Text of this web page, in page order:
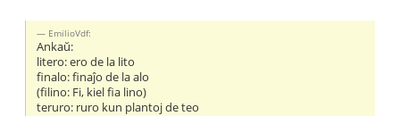
EmilioVdf:
Ankaŭ:
litero: ero de la lito
finalo: finaĵo de la alo
(filino: Fi, kiel fia lino)
teruro: ruro kun plantoj de teo